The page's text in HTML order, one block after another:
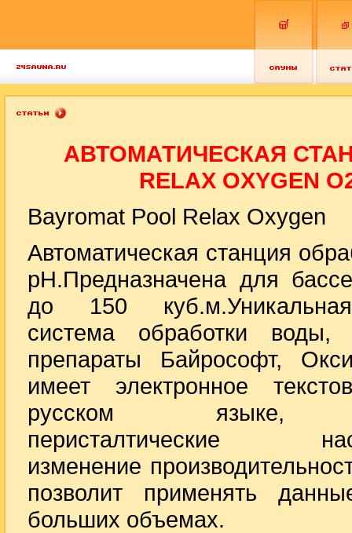
АВТОМАТИЧЕСКАЯ
RELAX OXYGEN
Bayromat Pool Relax Oxygen
Автоматическая станция
pH.Предназначена для
до 150
система обработки воды,
препараты Байрософт,
имеет электронное
русском языке,
перисталтические
изменение
позволит применять
больших объемах.